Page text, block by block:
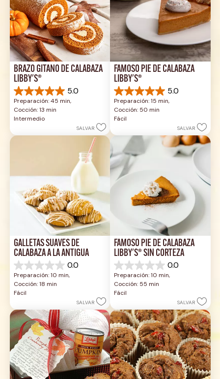
BRAZO GITANO DE CALABAZA
LIBBY'S®
5.0
5.0
de
5
estrellas.
reseña
Preparación: 45 min,
Cocción: 13 min
Intermedio
SALVAR
FAMOSO PIE DE CALABAZA
LIBBY'S®
5.0
5.0
de
5
estrellas.
reseñas
Preparación: 15 min,
Cocción: 50 min
Fácil
SALVAR
GALLETAS SUAVES DE
CALABAZA A LA ANTIGUA
0.0
0.0
de
5
estrellas.
Preparación: 10 min,
Cocción: 18 min
Fácil
SALVAR
FAMOSO PIE DE CALABAZA
LIBBY'S® SIN CORTEZA
0.0
0.0
de
5
estrellas.
Preparación: 10 min,
Cocción: 55 min
Fácil
SALVAR